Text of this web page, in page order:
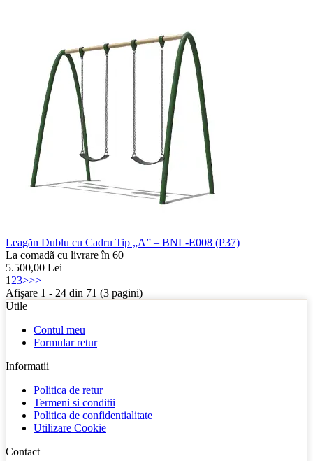
Leagăn Dublu cu Cadru Tip „A” – BNL-E008 (P37)
La comadã cu livrare în 60
5.500,00 Lei
1 23>>>
Afişare 1 - 24 din 71 (3 pagini)
Utile
Contul meu
Formular retur
Informatii
Politica de retur
Termeni si conditii
Politica de confidentialitate
Utilizare Cookie
Contact